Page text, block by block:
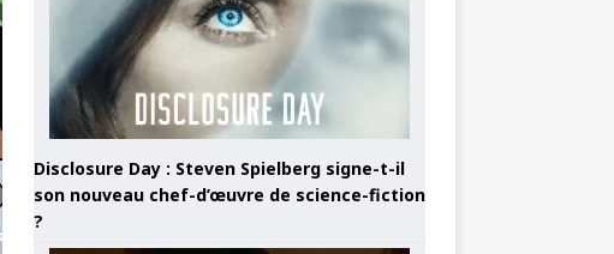
Disclosure Day : Steven Spielberg signe-t-il
son nouveau chef-d’œuvre de science-fiction
?